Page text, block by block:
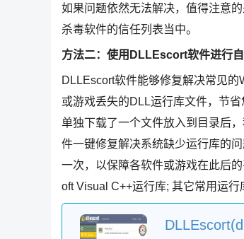
如果问题依然无法解决，值得注意
杀毒软件的信任列表当中。
方法二：使用DLLEscort软件进行
DLLEscort软件能够修复解决常见
或游戏丢失的DLL运行库文件，节
单独下载了一个文件放入到目录后
件一键修复解决系统缺少运行库的
一次，以保障各软件或游戏在此后
oft Visual C++运行库; 其它常用运行